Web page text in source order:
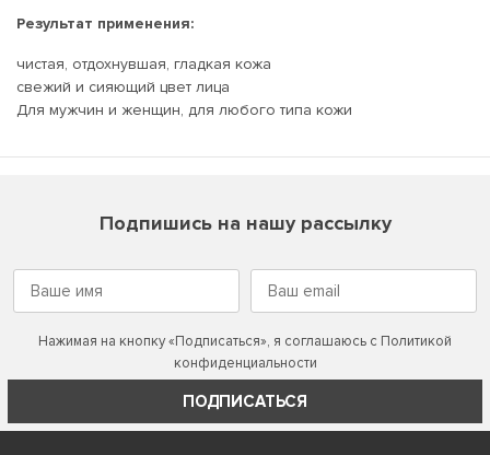
Результат применения:
чистая, отдохнувшая, гладкая кожа
свежий и сияющий цвет лица
Для мужчин и женщин, для любого типа кожи
Подпишись на нашу рассылку
Нажимая на кнопку «Подписаться», я соглашаюсь с Политикой
конфиденциальности
ПОДПИСАТЬСЯ